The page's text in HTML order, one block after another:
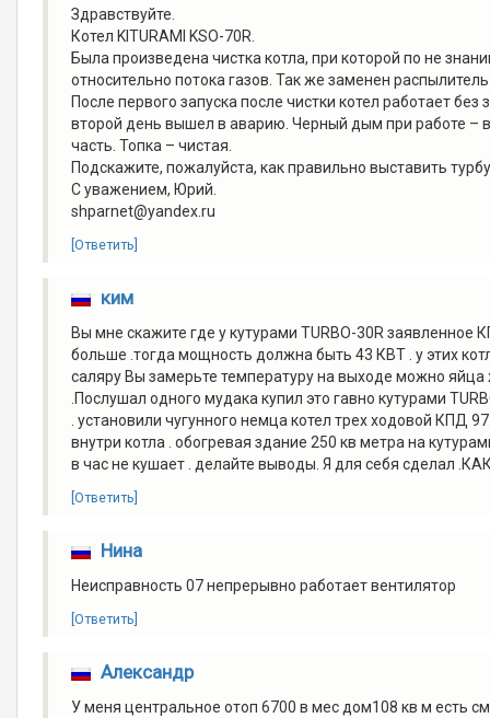
Здравствуйте.
Котел KITURAMI KSO-70R.
Была произведена чистка котла, при которой по не
относительно потока газов. Так же заменен
После первого запуска после чистки котел работает
второй день вышел в аварию. Черный дым при работе – в
часть. Топка – чистая.
Подскажите, пожалуйста, как правильно выставить
C уважением, Юрий.
shparnet@yandex.ru
[Ответить]
ким
Вы мне скажите где у кутурами TURBO-30R
больше .тогда мощность должна быть 43 КВТ . у этих
саляру Вы замерьте температуру на выходе можно
.Послушал одного мудака купил это гавно кутурами
. установили чугунного немца котел трех ходовой КПД
внутри котла . обогревая здание 250 кв метра на
в час не кушает . делайте выводы. Я для себя
[Ответить]
Нина
Неисправность 07 непрерывно работает вентилятор
[Ответить]
Александр
У меня центральное отоп 6700 в мес дом108 кв м есть